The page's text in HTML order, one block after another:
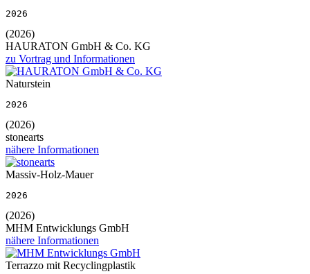
2026
(2026)
HAURATON GmbH & Co. KG
zu Vortrag und Informationen
Naturstein
2026
(2026)
stonearts
nähere Informationen
Massiv-Holz-Mauer
2026
(2026)
MHM Entwicklungs GmbH
nähere Informationen
Terrazzo mit Recyclingplastik